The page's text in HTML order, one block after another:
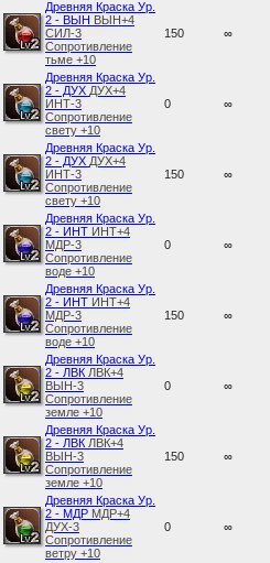
Древняя Краска Ур.
2 - ВЫН ВЫН+4
СИЛ-3
Сопротивление
тьме +10
150 ∞
Древняя Краска Ур.
2 - ДУХ ДУХ+4
ИНТ-3
Сопротивление
свету +10
0 ∞
Древняя Краска Ур.
2 - ДУХ ДУХ+4
ИНТ-3
Сопротивление
свету +10
150 ∞
Древняя Краска Ур.
2 - ИНТ ИНТ+4
МДР-3
Сопротивление
воде +10
0 ∞
Древняя Краска Ур.
2 - ИНТ ИНТ+4
МДР-3
Сопротивление
воде +10
150 ∞
Древняя Краска Ур.
2 - ЛВК ЛВК+4
ВЫН-3
Сопротивление
земле +10
0 ∞
Древняя Краска Ур.
2 - ЛВК ЛВК+4
ВЫН-3
Сопротивление
земле +10
150 ∞
Древняя Краска Ур.
2 - МДР МДР+4
ДУХ-3
Сопротивление
ветру +10
0 ∞